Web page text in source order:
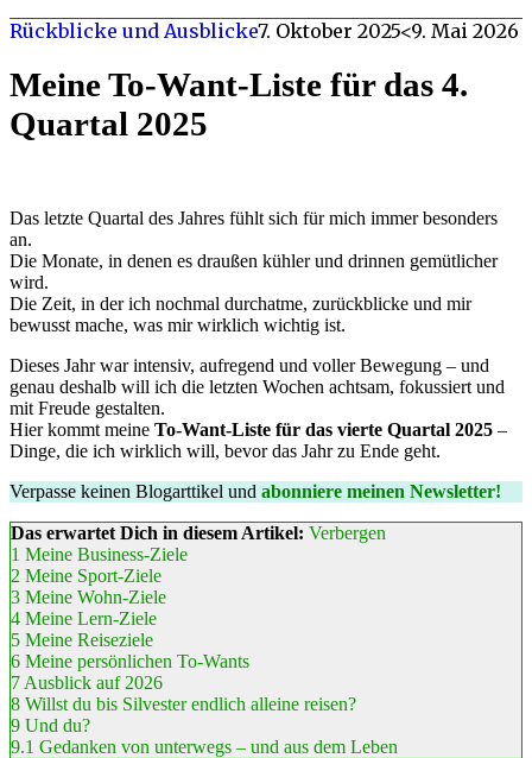
Rückblicke und Ausblicke7. Oktober 2025<9. Mai 2026
Meine To-Want-Liste für das 4.
Quartal 2025
Das letzte Quartal des Jahres fühlt sich für mich immer besonders
an.
Die Monate, in denen es draußen kühler und drinnen gemütlicher
wird.
Die Zeit, in der ich nochmal durchatme, zurückblicke und mir
bewusst mache, was mir wirklich wichtig ist.
Dieses Jahr war intensiv, aufregend und voller Bewegung – und
genau deshalb will ich die letzten Wochen achtsam, fokussiert und
mit Freude gestalten.
Hier kommt meine To-Want-Liste für das vierte Quartal 2025 –
Dinge, die ich wirklich will, bevor das Jahr zu Ende geht.
Verpasse keinen Blogarttikel und abonniere meinen Newsletter!
Das erwartet Dich in diesem Artikel: Verbergen
1 Meine Business-Ziele
2 Meine Sport-Ziele
3 Meine Wohn-Ziele
4 Meine Lern-Ziele
5 Meine Reiseziele
6 Meine persönlichen To-Wants
7 Ausblick auf 2026
8 Willst du bis Silvester endlich alleine reisen?
9 Und du?
9.1 Gedanken von unterwegs – und aus dem Leben